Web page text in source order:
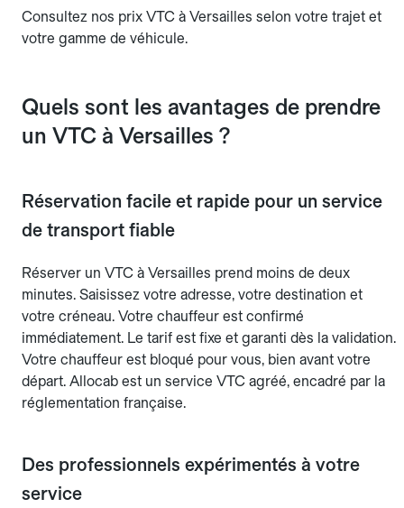
Consultez nos prix VTC à Versailles selon votre trajet et
votre gamme de véhicule.
Quels sont les avantages de prendre
un VTC à Versailles ?
Réservation facile et rapide pour un service
de transport fiable
Réserver un VTC à Versailles prend moins de deux
minutes. Saisissez votre adresse, votre destination et
votre créneau. Votre chauffeur est confirmé
immédiatement. Le tarif est fixe et garanti dès la validation.
Votre chauffeur est bloqué pour vous, bien avant votre
départ. Allocab est un service VTC agréé, encadré par la
réglementation française.
Des professionnels expérimentés à votre
service